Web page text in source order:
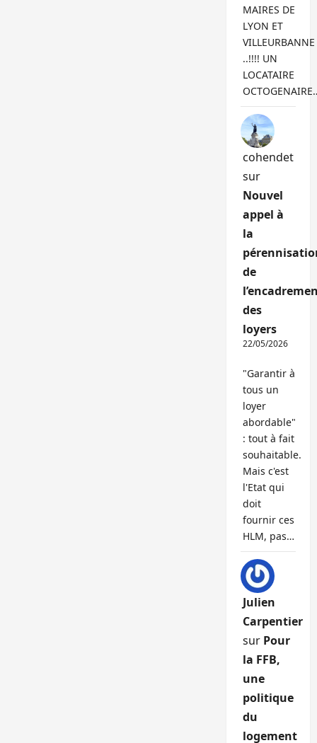
MAIRES DE
LYON ET
VILLEURBANNE
..!!!! UN
LOCATAIRE
cohendet
sur
Nouvel
appel à
la
de
des
loyers
22/05/2026
"Garantir à
tous un
loyer
abordable"
: tout à fait
souhaitable.
Mais c'est
l'Etat qui
doit
fournir ces
HLM, pas…
Julien
Carpentier
sur Pour
la FFB,
une
politique
du
logement